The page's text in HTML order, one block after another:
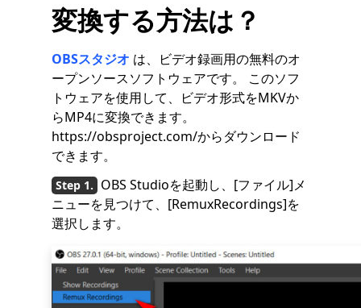
変換する方法は？
OBSスタジオ は、ビデオ録画用の無料のオ
ープンソースソフトウェアです。 このソフ
トウェアを使用して、ビデオ形式をMKVか
らMP4に変換できます。
https://obsproject.com/からダウンロード
できます。
OBS Studioを起動し、[ファイル]メ
ニューを見つけて、[RemuxRecordings]を
選択します。